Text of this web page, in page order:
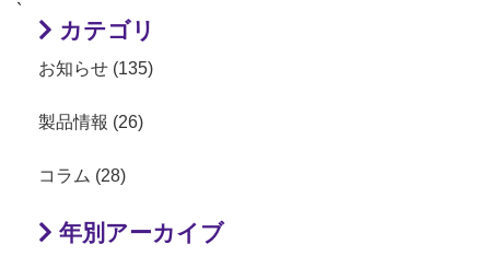
`
カテゴリ
お知らせ (135)
製品情報 (26)
コラム (28)
年別アーカイブ